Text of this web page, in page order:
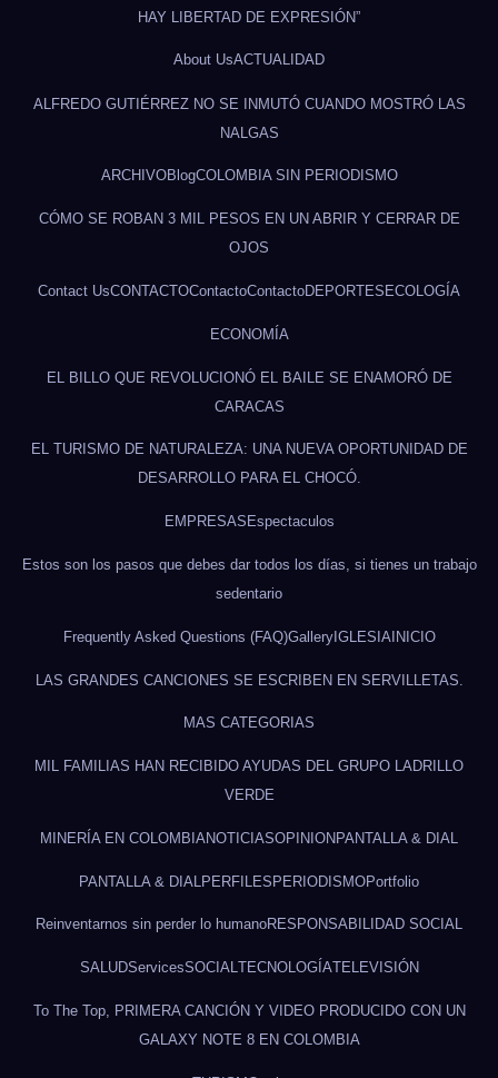
HAY LIBERTAD DE EXPRESIÓN”
About UsACTUALIDAD
ALFREDO GUTIÉRREZ NO SE INMUTÓ CUANDO MOSTRÓ LAS
NALGAS
ARCHIVOBlogCOLOMBIA SIN PERIODISMO
CÓMO SE ROBAN 3 MIL PESOS EN UN ABRIR Y CERRAR DE
OJOS
Contact UsCONTACTOContactoContactoDEPORTESECOLOGÍA
ECONOMÍA
EL BILLO QUE REVOLUCIONÓ EL BAILE SE ENAMORÓ DE
CARACAS
EL TURISMO DE NATURALEZA: UNA NUEVA OPORTUNIDAD DE
DESARROLLO PARA EL CHOCÓ.
EMPRESASEspectaculos
Estos son los pasos que debes dar todos los días, si tienes un trabajo
sedentario
Frequently Asked Questions (FAQ)GalleryIGLESIAINICIO
LAS GRANDES CANCIONES SE ESCRIBEN EN SERVILLETAS.
MAS CATEGORIAS
MIL FAMILIAS HAN RECIBIDO AYUDAS DEL GRUPO LADRILLO
VERDE
MINERÍA EN COLOMBIANOTICIASOPINIONPANTALLA & DIAL
PANTALLA & DIAL PERFILESPERIODISMOPortfolio
Reinventarnos sin perder lo humanoRESPONSABILIDAD SOCIAL
SALUDServicesSOCIAL TECNOLOGÍATELEVISIÓN
To The Top, PRIMERA CANCIÓN Y VIDEO PRODUCIDO CON UN
GALAXY NOTE 8 EN COLOMBIA